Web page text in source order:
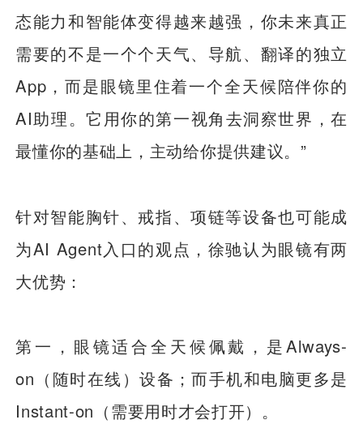
态能力和智能体变得越来越强，你未来真正
需要的不是一个个天气、导航、翻译的独立
App，而是眼镜里住着一个全天候陪伴你的
AI助理。它用你的第一视角去洞察世界，在
最懂你的基础上，主动给你提供建议。”
针对智能胸针、戒指、项链等设备也可能成
为AI Agent入口的观点，徐驰认为眼镜有两
大优势：
第一，眼镜适合全天候佩戴，是Always-
on（随时在线）设备；而手机和电脑更多是
Instant-on（需要用时才会打开）。